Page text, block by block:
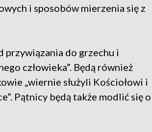
i sposobów mierzenia się z
przywiązania do grzechu i
człowieka”. Będą również
„wiernie służyli Kościołowi i
Pątnicy będą także modlić się o